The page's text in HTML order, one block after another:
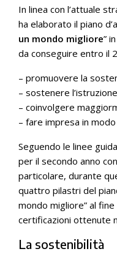
In linea con l’attuale
ha elaborato il piano
un mondo migliore”
da conseguire entro il
– promuovere la
– sostenere
– coinvolgere
– fare impresa in
Seguendo le linee
per il secondo anno
particolare, durante
quattro pilastri del
mondo migliore” al
certificazioni ottenute
La sostenibilità